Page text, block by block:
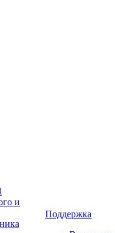
и
Поддержка